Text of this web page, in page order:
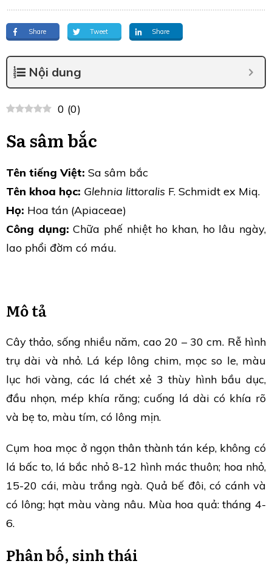
Share Tweet Share
Nội dung
0 (0)
Sa sâm bắc
Tên tiếng Việt: Sa sâm bắc
Tên khoa học: Glehnia littoralis F. Schmidt ex Miq.
Họ: Hoa tán (Apiaceae)
Công dụng: Chữa phế nhiệt ho khan, ho lâu ngày,
lao phổi đờm có máu.
Mô tả
Cây thảo, sống nhiều năm, cao 20 – 30 cm. Rễ hình
trụ dài và nhỏ. Lá kép lông chim, mọc so le, màu
lục hơi vàng, các lá chét xẻ 3 thùy hình bầu dục,
đầu nhọn, mép khía răng; cuống lá dài có khía rõ
và bẹ to, màu tím, có lông mịn.
Cụm hoa mọc ở ngọn thân thành tán kép, không có
lá bấc to, lá bắc nhỏ 8-12 hình mác thuôn; hoa nhỏ,
15-20 cái, màu trắng ngà. Quả bế đôi, có cánh và
có lông; hạt màu vàng nâu. Mùa hoa quả: tháng 4-
6.
Phân bố, sinh thái